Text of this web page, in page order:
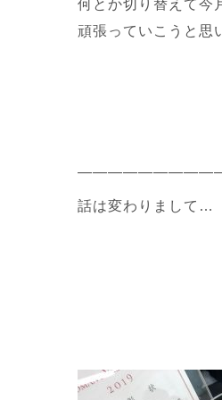
何とか切り替えて今
頑張っていこうと思
話は変わりまして…